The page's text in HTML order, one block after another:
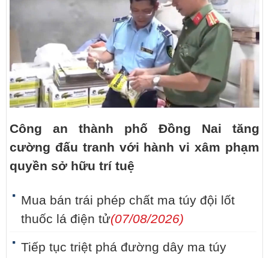
Công an thành phố Đồng Nai tăng
cường đấu tranh với hành vi xâm phạm
quyền sở hữu trí tuệ
Mua bán trái phép chất ma túy đội lốt
thuốc lá điện tử(07/08/2026)
Tiếp tục triệt phá đường dây ma túy